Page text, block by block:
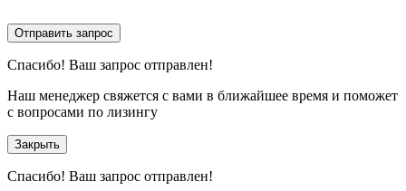
Отправить запрос
Спасибо! Ваш запрос отправлен!
Наш менеджер свяжется с вами в ближайшее время и поможет
с вопросами по лизингу
Закрыть
Спасибо! Ваш запрос отправлен!